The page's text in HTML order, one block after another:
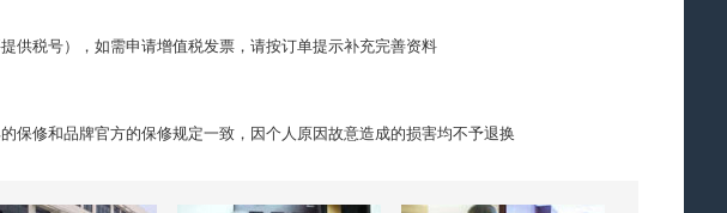
供税号），如需申请增值税发票，请按订单提示补充完善资料
保修和品牌官方的保修规定一致，因个人原因故意造成的损害均不予退换